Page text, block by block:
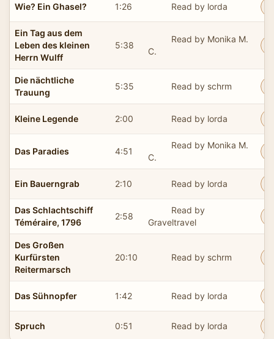
Wie? Ein Ghasel? 1:26 Read by lorda
Ein Tag aus dem
Leben des kleinen
Herrn Wulff
5:38
Read by Monika M.
C.
Die nächtliche
Trauung
5:35 Read by schrm
Kleine Legende 2:00 Read by lorda
Das Paradies 4:51
Read by Monika M.
C.
Ein Bauerngrab 2:10 Read by lorda
Das Schlachtschiff
Téméraire, 1796
2:58
Read by
Graveltravel
Des Großen
Kurfürsten
Reitermarsch
20:10 Read by schrm
Das Sühnopfer 1:42 Read by lorda
Spruch 0:51 Read by lorda